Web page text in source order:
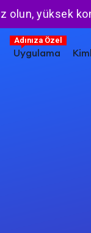
olun, yüksek
Adınıza Özel
Uygulama